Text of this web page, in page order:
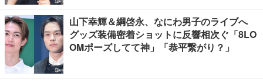
山下幸輝＆綱啓永、なにわ男子のライブへ
グッズ装備密着ショットに反響相次ぐ「8LO
OMポーズしてて神」「恭平繋がり？」